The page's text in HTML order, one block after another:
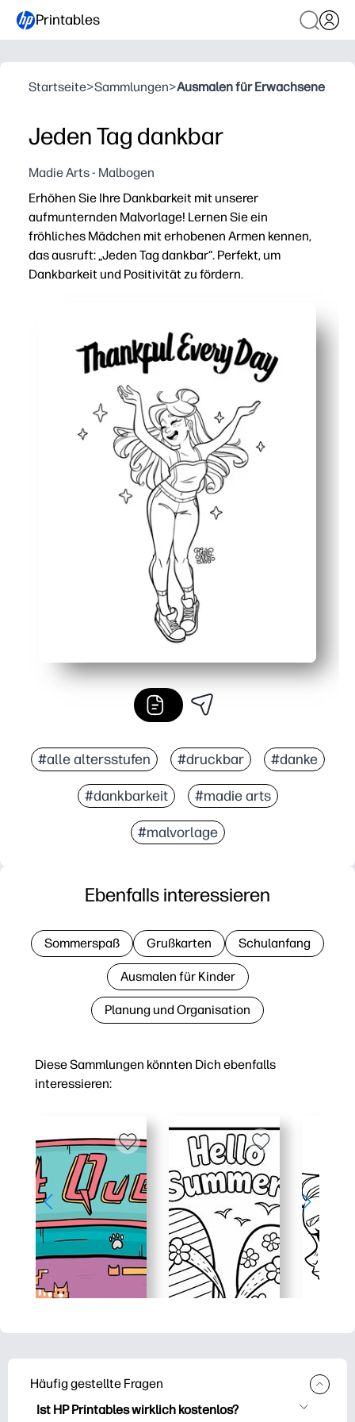
Printables
Startseite>Sammlungen>Ausmalen für Erwachsene
Jeden Tag dankbar
Madie Arts - Malbogen
Erhöhen Sie Ihre Dankbarkeit mit unserer
aufmunternden Malvorlage! Lernen Sie ein
fröhliches Mädchen mit erhobenen Armen kennen,
das ausruft: „Jeden Tag dankbar“. Perfekt, um
Dankbarkeit und Positivität zu fördern.
Entfacht bedeutungsvolle Gespräche — Kinder teilen
Beschäftigt die Hände, während die Gedanken zur
Funktioniert überall — zu Hause, im Unterricht, nach
#alle altersstufen #druckbar #danke
#dankbarkeit #madie arts
#malvorlage
Diese Sammlungen könnten Dich ebenfalls
interessieren:
Ebenfalls interessieren
Sommerspaß Grußkarten Schulanfang
Ausmalen für Kinder
Planung und Organisation
Häufig gestellte Fragen
Ist HP Printables wirklich kostenlos?